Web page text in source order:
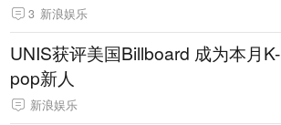
3 新浪娱乐
UNIS获评美国Billboard 成为本月K-
pop新人
新浪娱乐